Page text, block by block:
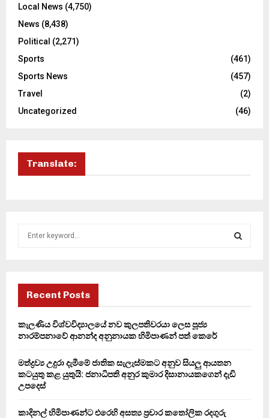
Local News (4,750)
News (8,438)
Political (2,271)
Sports
(461)
Sports News
(457)
Travel
(2)
Uncategorized
(46)
Translate:
f
r
H
Recent Posts
කැලණිය විශ්වවිද්‍යාලයේ නව කුලපතිවරයා ලෙස පූජ්‍ය
නාරම්පනාවේ ආනන්ද අනුනායක හිමිපාණන් පත් කෙරේ
මත්ද්‍රව්‍ය උදුරා දැමීමේ ජාතික සැලැස්මකට අනුව සියලු ආයතන
කටයුතු කළ යුතුයි: ජනාධිපති අනුර කුමාර දිසානායකගෙන් දැඩි
උපදෙස්
කාදිනල් හිමිපාණන්ට එරෙහි අසත්‍ය ප්‍රචාර කතෝලික රදගුරු